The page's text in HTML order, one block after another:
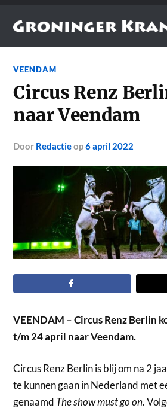
VEENDAM
Circus Renz
naar Veendam
door Redactieop6 april 2022
VEENDAM – Circus Renz Berlin
t/m 24 april naar Veendam.
Circus Renz Berlin is blij om na 2
te kunnen gaan in Nederland met
genaamd The show must go on.